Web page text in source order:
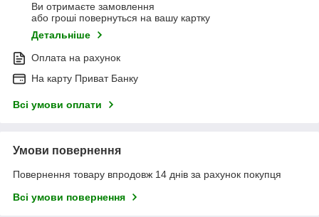
Ви отримаєте замовлення
або гроші повернуться на вашу картку
Детальніше
Оплата на рахунок
На карту Приват Банку
Всі умови оплати
Умови повернення
Повернення товару впродовж 14 днів за рахунок покупця
Всі умови повернення